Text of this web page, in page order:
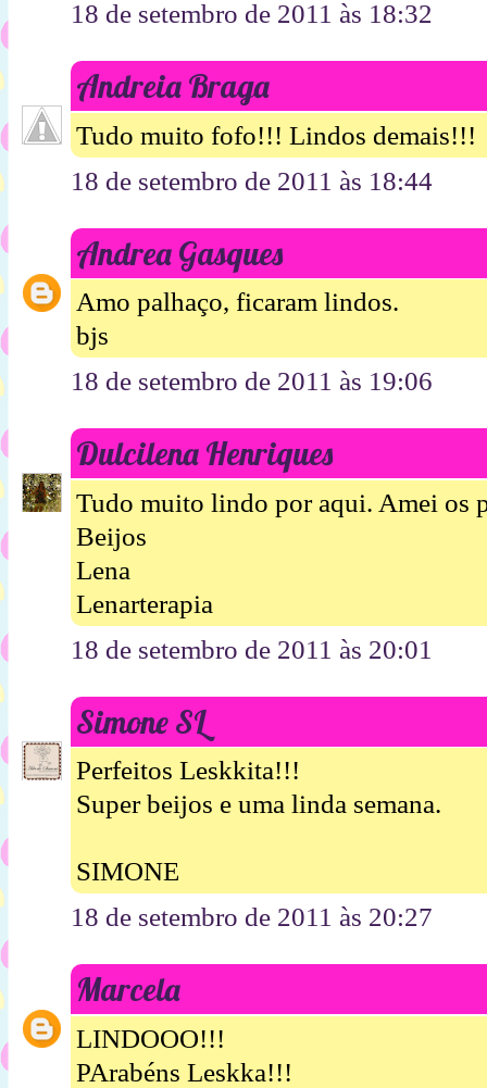
18 de setembro de 2011 às 18:32
Andreia Braga
Tudo muito fofo!!! Lindos demais!!!
18 de setembro de 2011 às 18:44
Andrea Gasques
Amo palhaço, ficaram lindos.
bjs
18 de setembro de 2011 às 19:06
Dulcilena Henriques
Tudo muito lindo por aqui. Amei os
Beijos
Lena
Lenarterapia
18 de setembro de 2011 às 20:01
Simone SL
Perfeitos Leskkita!!!
Super beijos e uma linda semana.
SIMONE
18 de setembro de 2011 às 20:27
Marcela
LINDOOO!!!
PArabéns Leskka!!!